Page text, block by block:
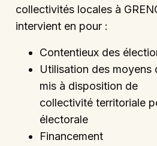
collectivités locales à
intervient en pour :
Contentieux des
Utilisation des moyens
mis à disposition de
collectivité territoriale
électorale
Financement